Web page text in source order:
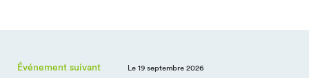
Événement suivant Le 19 septembre 2026